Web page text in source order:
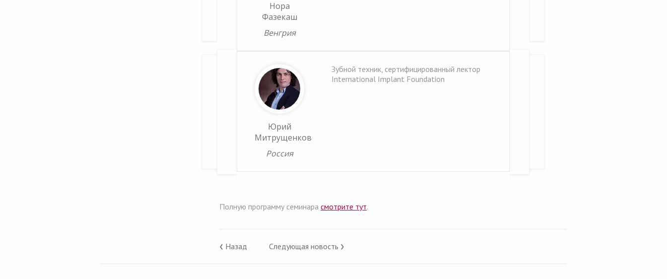
Нора
Фазекаш
Венгрия
Юрий
Митрущенков
Россия
Зубной техник, сертифицированный лектор
International Implant Foundation
Полную программу семинара смотрите тут.
‹ Назад Следующая новость ›